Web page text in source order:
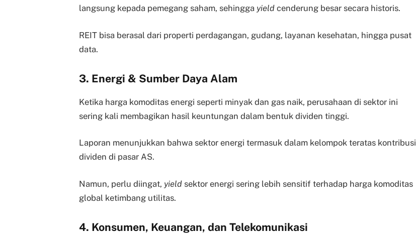
langsung kepada pemegang saham, sehingga yield cenderung besar secara historis.
REIT bisa berasal dari properti perdagangan, gudang, layanan kesehatan, hingga pusat
data.
3. Energi & Sumber Daya Alam
Ketika harga komoditas energi seperti minyak dan gas naik, perusahaan di sektor ini
sering kali membagikan hasil keuntungan dalam bentuk dividen tinggi.
Laporan menunjukkan bahwa sektor energi termasuk dalam kelompok teratas kontribusi
dividen di pasar AS.
Namun, perlu diingat, yield sektor energi sering lebih sensitif terhadap harga komoditas
global ketimbang utilitas.
4. Konsumen, Keuangan, dan Telekomunikasi